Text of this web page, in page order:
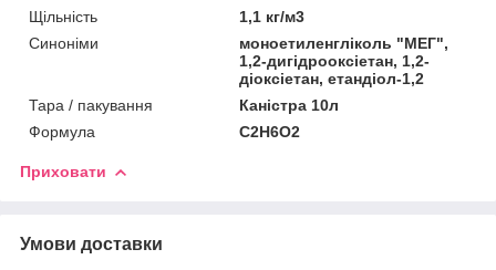
Щільність
1,1 кг/м3
Синоніми
моноетиленгліколь "МЕГ",
1,2-дигідрооксіетан, 1,2-
діоксіетан, етандіол-1,2
Тара / пакування
Каністра 10л
Формула
C2H6O2
Приховати
Умови доставки